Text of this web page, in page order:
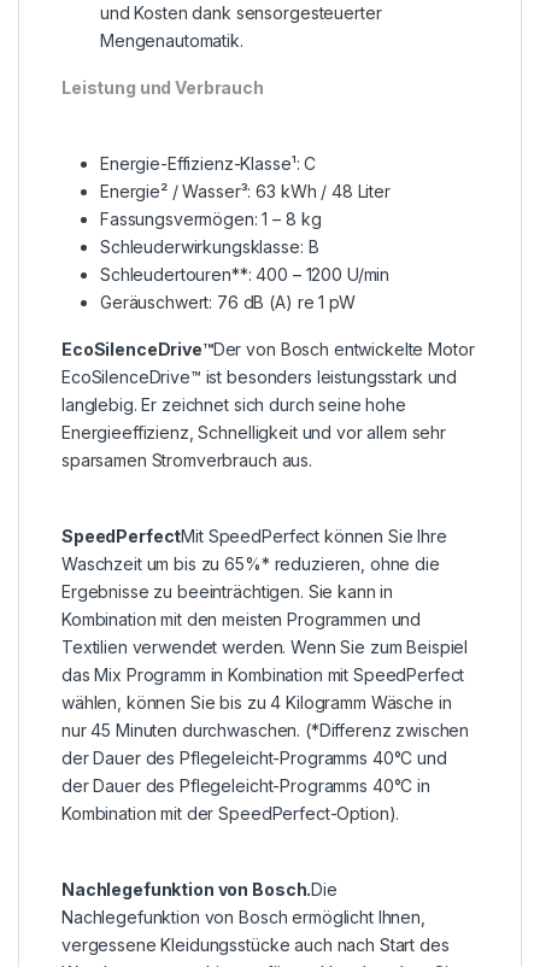
und Kosten dank sensorgesteuerter
Mengenautomatik.
Leistung und Verbrauch
Energie-Effizienz-Klasse¹: C
Energie² / Wasser³: 63 kWh / 48 Liter
Fassungsvermögen: 1 – 8 kg
Schleuderwirkungsklasse: B
Schleudertouren**: 400 – 1200 U/min
Geräuschwert: 76 dB (A) re 1 pW
EcoSilenceDrive™Der von Bosch entwickelte Motor
EcoSilenceDrive™ ist besonders leistungsstark und
langlebig. Er zeichnet sich durch seine hohe
Energieeffizienz, Schnelligkeit und vor allem sehr
sparsamen Stromverbrauch aus.
SpeedPerfectMit SpeedPerfect können Sie Ihre
Waschzeit um bis zu 65%* reduzieren, ohne die
Ergebnisse zu beeinträchtigen. Sie kann in
Kombination mit den meisten Programmen und
Textilien verwendet werden. Wenn Sie zum Beispiel
das Mix Programm in Kombination mit SpeedPerfect
wählen, können Sie bis zu 4 Kilogramm Wäsche in
nur 45 Minuten durchwaschen. (*Differenz zwischen
der Dauer des Pflegeleicht-Programms 40°C und
der Dauer des Pflegeleicht-Programms 40°C in
Kombination mit der SpeedPerfect-Option).
Nachlegefunktion von Bosch.Die
Nachlegefunktion von Bosch ermöglicht Ihnen,
vergessene Kleidungsstücke auch nach Start des